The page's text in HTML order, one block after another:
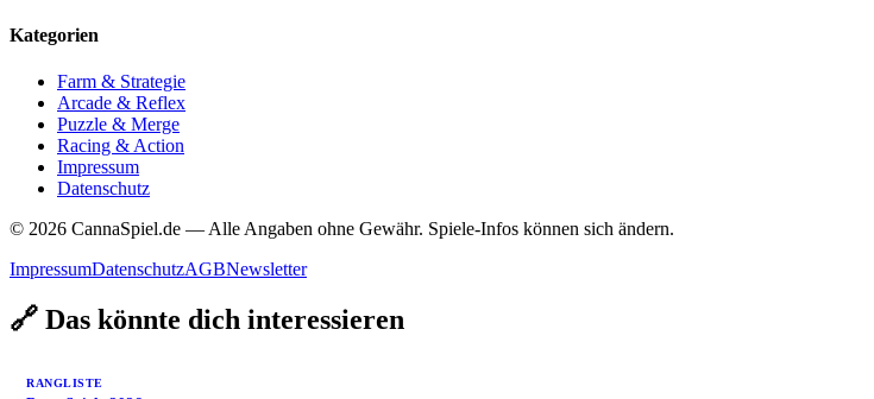
Kategorien
Farm & Strategie
Arcade & Reflex
Puzzle & Merge
Racing & Action
Impressum
Datenschutz
© 2026 CannaSpiel.de — Alle Angaben ohne Gewähr. Spiele-Infos können sich ändern.
ImpressumDatenschutzAGBNewsletter
🔗 Das könnte dich interessieren
RANGLISTE